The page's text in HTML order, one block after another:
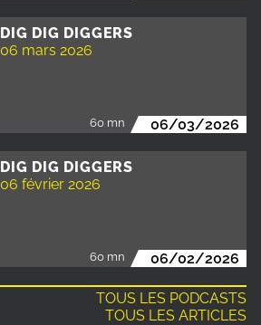
DIG DIG DIGGERS
06 mars 2026
60 mn 06/03/2026
DIG DIG DIGGERS
06 février 2026
60 mn 06/02/2026
TOUS LES PODCASTS
TOUS LES ARTICLES